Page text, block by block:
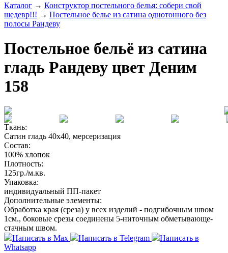
Каталог → Конструктор постельного белья: собери свой
шедевр!!! → Постельное белье из сатина однотонного без
полосы Рандеву
Постельное бельё из сатина
гладь Рандеву цвет Деним
158
Ткань:
Сатин гладь 40х40, мерсеризация
Состав:
100% хлопок
Плотность:
125гр./м.кв.
Упаковка:
индивидуальный ПП-пакет
Дополнительные элементы:
Обработка края (среза) у всех изделий - подгибочным швом
1см., боковые срезы соединены 5-ниточным обметывающе-
стачным швом.
Написать в Max
Написать в Telegram
Написать в
Whatsapp